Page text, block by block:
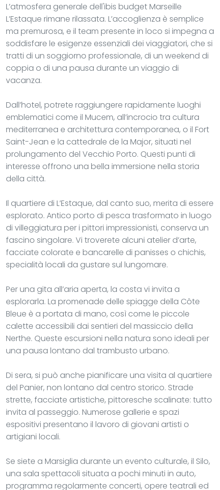
L’atmosfera generale dell'ibis budget Marseille
L’Estaque rimane rilassata. L’accoglienza è semplice
ma premurosa, e il team presente in loco si impegna a
soddisfare le esigenze essenziali dei viaggiatori, che si
tratti di un soggiorno professionale, di un weekend di
coppia o di una pausa durante un viaggio di
vacanza.
Dall’hotel, potrete raggiungere rapidamente luoghi
emblematici come il Mucem, all’incrocio tra cultura
mediterranea e architettura contemporanea, o il Fort
Saint-Jean e la cattedrale de la Major, situati nel
prolungamento del Vecchio Porto. Questi punti di
interesse offrono una bella immersione nella storia
della città.
Il quartiere di L’Estaque, dal canto suo, merita di essere
esplorato. Antico porto di pesca trasformato in luogo
di villeggiatura per i pittori impressionisti, conserva un
fascino singolare. Vi troverete alcuni atelier d’arte,
facciate colorate e bancarelle di panisses o chichis,
specialità locali da gustare sul lungomare.
Per una gita all’aria aperta, la costa vi invita a
esplorarla. La promenade delle spiagge della Côte
Bleue è a portata di mano, così come le piccole
calette accessibili dai sentieri del massiccio della
Nerthe. Queste escursioni nella natura sono ideali per
una pausa lontano dal trambusto urbano.
Di sera, si può anche pianificare una visita al quartiere
del Panier, non lontano dal centro storico. Strade
strette, facciate artistiche, pittoresche scalinate: tutto
invita al passeggio. Numerose gallerie e spazi
espositivi presentano il lavoro di giovani artisti o
artigiani locali.
Se siete a Marsiglia durante un evento culturale, il Silo,
una sala spettacoli situata a pochi minuti in auto,
programma regolarmente concerti, opere teatrali ed